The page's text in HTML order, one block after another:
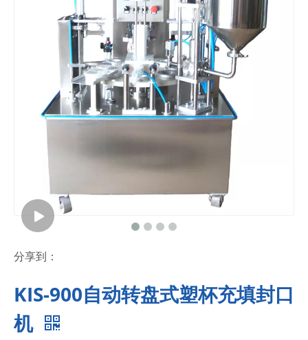
分享到：
KIS-900自动转盘式塑杯充填封口
机